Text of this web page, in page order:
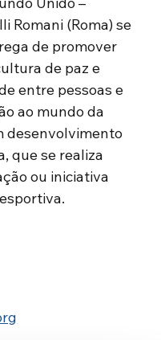
Romani (Roma) se
de promover
de paz e
entre pessoas e
ao mundo da
desenvolvimento
que se realiza
ou iniciativa